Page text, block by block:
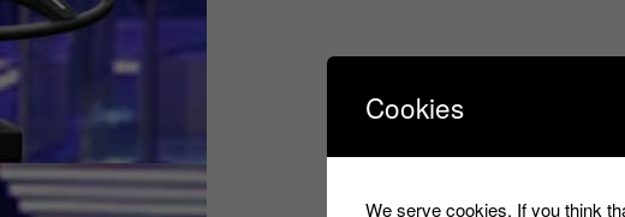
Cookies
We serve cookies. If you think